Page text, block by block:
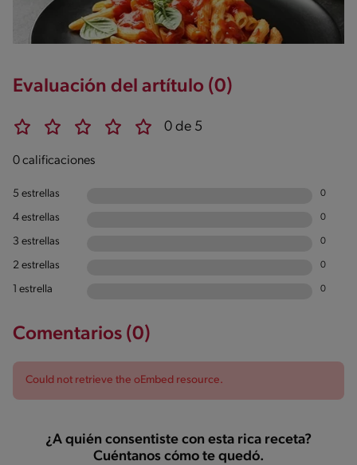
Evaluación del artítulo (0)
0 de 5
0 calificaciones
5 estrellas 0
4 estrellas 0
3 estrellas 0
2 estrellas 0
1 estrella 0
Comentarios (0)
Could not retrieve the oEmbed resource.
¿A quién consentiste con esta rica receta?
Cuéntanos cómo te quedó.